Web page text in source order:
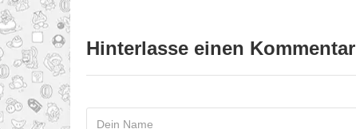
Hinterlasse einen Kommentar